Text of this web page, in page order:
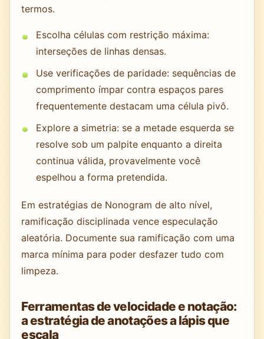
termos.
Escolha células com restrição máxima:
interseções de linhas densas.
Use verificações de paridade: sequências de
comprimento ímpar contra espaços pares
frequentemente destacam uma célula pivô.
Explore a simetria: se a metade esquerda se
resolve sob um palpite enquanto a direita
continua válida, provavelmente você
espelhou a forma pretendida.
Em estratégias de Nonogram de alto nível,
ramificação disciplinada vence especulação
aleatória. Documente sua ramificação com uma
marca mínima para poder desfazer tudo com
limpeza.
Ferramentas de velocidade e notação:
a estratégia de anotações a lápis que
escala